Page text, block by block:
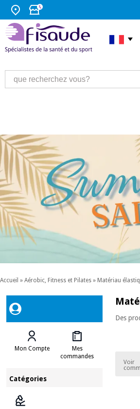
Accueil » Aérobic, Fitness et Pilates » Matériau
Mon Compte
Mes
commandes
Catégories
Des
Voir